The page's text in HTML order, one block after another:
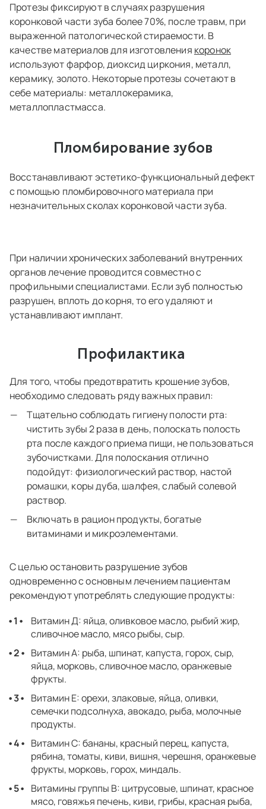
Протезы фиксируют в случаях разрушения
коронковой части зуба более 70%, после травм, при
выраженной патологической стираемости. В
качестве материалов для изготовления коронок
используют фарфор, диоксид циркония, металл,
керамику, золото. Некоторые протезы сочетают в
себе материалы: металлокерамика,
металлопластмасса.
Пломбирование зубов
Восстанавливают эстетико-функциональный дефект
с помощью пломбировочного материала при
незначительных сколах коронковой части зуба.
При наличии хронических заболеваний внутренних
органов лечение проводится совместно с
профильными специалистами. Если зуб полностью
разрушен, вплоть до корня, то его удаляют и
устанавливают имплант.
Профилактика
Для того, чтобы предотвратить крошение зубов,
необходимо следовать ряду важных правил:
Тщательно соблюдать гигиену полости рта:
чистить зубы 2 раза в день, полоскать полость
рта после каждого приема пищи, не пользоваться
зубочистками. Для полоскания отлично
подойдут: физиологический раствор, настой
ромашки, коры дуба, шалфея, слабый солевой
раствор.
Включать в рацион продукты, богатые
витаминами и микроэлементами.
С целью остановить разрушение зубов
одновременно с основным лечением пациентам
рекомендуют употреблять следующие продукты:
Витамин Д: яйца, оливковое масло, рыбий жир,
сливочное масло, мясо рыбы, сыр.
Витамин А: рыба, шпинат, капуста, горох, сыр,
яйца, морковь, сливочное масло, оранжевые
фрукты.
Витамин Е: орехи, злаковые, яйца, оливки,
семечки подсолнуха, авокадо, рыба, молочные
продукты.
Витамин С: бананы, красный перец, капуста,
рябина, томаты, киви, вишня, черешня, оранжевые
фрукты, морковь, горох, миндаль.
Витамины группы В: цитрусовые, шпинат, красное
мясо, говяжья печень, киви, грибы, красная рыба,